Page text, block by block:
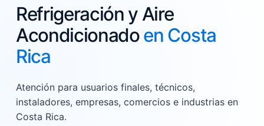
Refrigeración y Aire
Acondicionadoen Costa
Rica
Atención para usuarios finales, técnicos,
instaladores, empresas, comercios e industrias en
Costa Rica.